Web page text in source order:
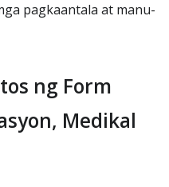
pagkaantala at manu-
ng Form
Medikal